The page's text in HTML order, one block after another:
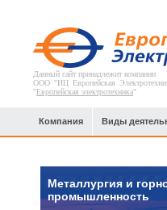
Данный сайт принадлежит компании
ООО "ИЦ Европейская
"Европейская электротехника"
Компания Виды
Металлургия и
промышленность